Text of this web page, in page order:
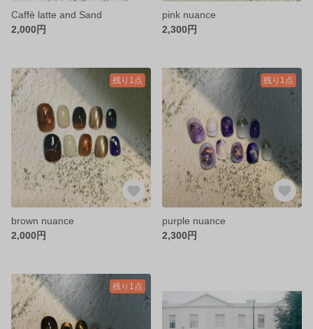
Caffè latte and Sand
2,000円
pink nuance
2,300円
残り1点
brown nuance
2,000円
残り1点
purple nuance
2,300円
残り1点